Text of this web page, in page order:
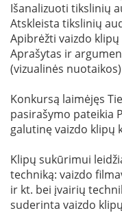
Išanalizuoti tikslinių
Atskleista tikslinių
Apibrėžti vaizdo
Aprašytas ir
(vizualinės
Konkursą laimėjęs
pasirašymo pateikia
galutinę vaizdo klipų
Klipų sukūrimui
techniką: vaizdo
ir kt. bei įvairių
suderinta vaizdo